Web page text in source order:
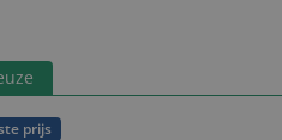
geen artikelen gevonden.
prijs